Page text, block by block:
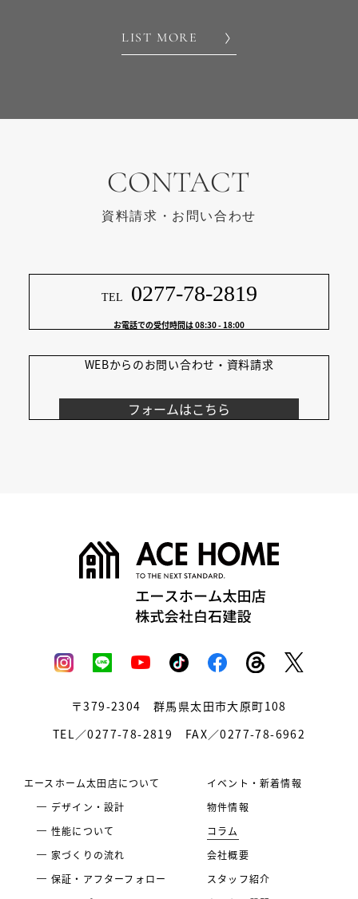
LIST MORE
CONTACT
資料請求・お問い合わせ
TEL 0277-78-2819
お電話での受付時間は 08:30 - 18:00
WEBからのお問い合わせ・資料請求
フォームはこちら
〒379-2304群馬県太田市大原町108
TEL／0277-78-2819 FAX／0277-78-6962
エースホーム太田店について
デザイン・設計
性能について
家づくりの流れ
保証・アフターフォロー
イベント・新着情報
物件情報
コラム
会社概要
スタッフ紹介